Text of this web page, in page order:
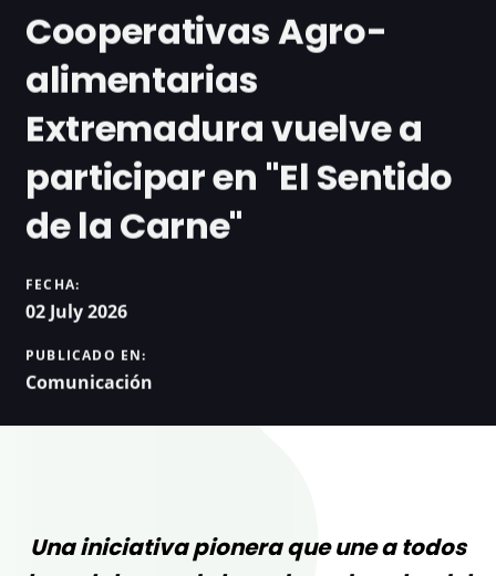
Cooperativas Agro-
alimentarias
Extremadura vuelve a
participar en "El Sentido
de la Carne"
FECHA:
02 July 2026
PUBLICADO EN:
Comunicación
Una iniciativa pionera que une a todos